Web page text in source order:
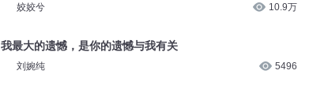
姣姣兮 10.9万
我最大的遗憾，是你的遗憾与我有关
刘婉纯 5496